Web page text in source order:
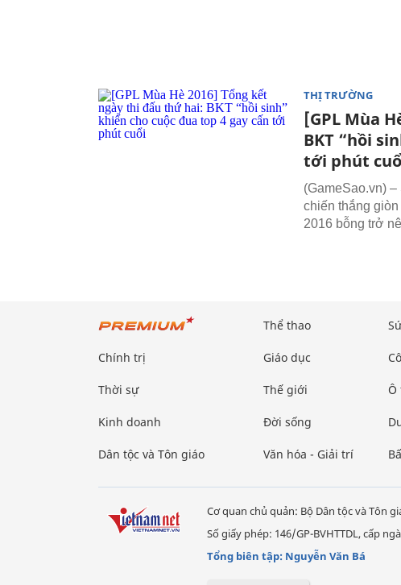
THỊ TRƯỜNG
[GPL Mùa
BKT “hồi
tới phút
(GameSao.vn)
chiến thắng
2016 bỗng trở
Chính trị
Thời sự
Kinh doanh
Dân tộc và Tôn giáo
Thể thao
Giáo dục
Thế giới
Đời sống
Văn hóa - Giải trí
Ô
Cơ quan chủ quản: Bộ Dân tộc và Tôn
Số giấy phép: 146/GP-BVHTTDL, cấp
Tổng biên tập: Nguyễn Văn Bá